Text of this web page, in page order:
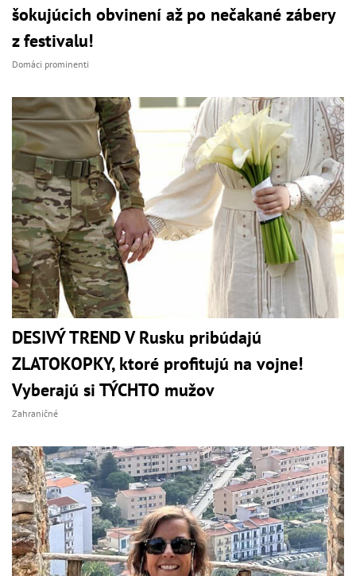
šokujúcich obvinení až po nečakané zábery
z festivalu!
Domáci prominenti
DESIVÝ TREND V Rusku pribúdajú
ZLATOKOPKY, ktoré profitujú na vojne!
Vyberajú si TÝCHTO mužov
Zahraničné